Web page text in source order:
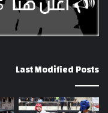
Last Modified Posts